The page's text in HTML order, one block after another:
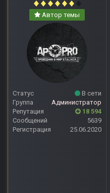
Автор темы
Статус
В сети
Группа
Администратор
Репутация
18 594
Сообщений
5639
Регистрация
25.06.2020